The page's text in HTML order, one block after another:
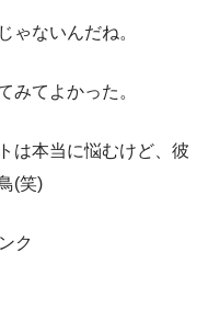
ゃないんだね。
みてよかった。
は本当に悩むけど、彼
(笑)
ク